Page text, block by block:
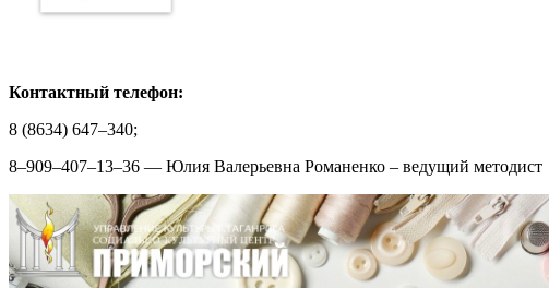
Контактный телефон:
8 (8634) 647–340;
8–909–407–13–36 — Юлия Валерьевна Романенко – ведущий методист